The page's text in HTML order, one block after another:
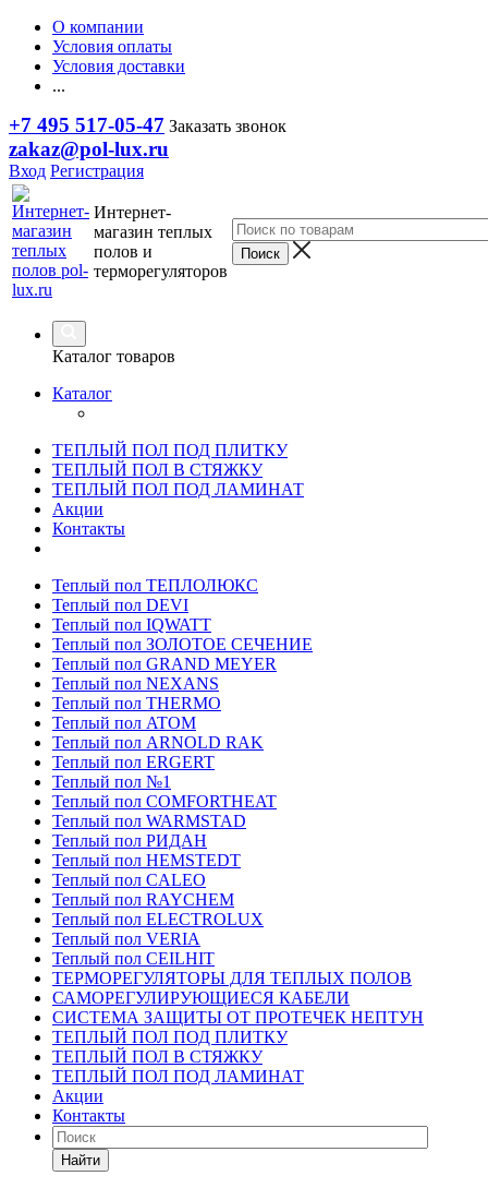
О компании
Условия оплаты
Условия доставки
...
+7 495 517-05-47 Заказать звонок
zakaz@pol-lux.ru
Вход Регистрация
Интернет-
магазин теплых
полов и
терморегуляторов
Каталог товаров
Каталог
ТЕПЛЫЙ ПОЛ ПОД ПЛИТКУ
ТЕПЛЫЙ ПОЛ В СТЯЖКУ
ТЕПЛЫЙ ПОЛ ПОД ЛАМИНАТ
Акции
Контакты
Теплый пол ТЕПЛОЛЮКС
Теплый пол DEVI
Теплый пол IQWATT
Теплый пол ЗОЛОТОЕ СЕЧЕНИЕ
Теплый пол GRAND MEYER
Теплый пол NEXANS
Теплый пол THERMO
Теплый пол ATOM
Теплый пол ARNOLD RAK
Теплый пол ERGERT
Теплый пол №1
Теплый пол COMFORTHEAT
Теплый пол WARMSTAD
Теплый пол РИДАН
Теплый пол HEMSTEDT
Теплый пол CALEO
Теплый пол RAYCHEM
Теплый пол ELECTROLUX
Теплый пол VERIA
Теплый пол CEILHIT
ТЕРМОРЕГУЛЯТОРЫ ДЛЯ ТЕПЛЫХ ПОЛОВ
САМОРЕГУЛИРУЮЩИЕСЯ КАБЕЛИ
СИСТЕМА ЗАЩИТЫ ОТ ПРОТЕЧЕК НЕПТУН
ТЕПЛЫЙ ПОЛ ПОД ПЛИТКУ
ТЕПЛЫЙ ПОЛ В СТЯЖКУ
ТЕПЛЫЙ ПОЛ ПОД ЛАМИНАТ
Акции
Контакты
Найти